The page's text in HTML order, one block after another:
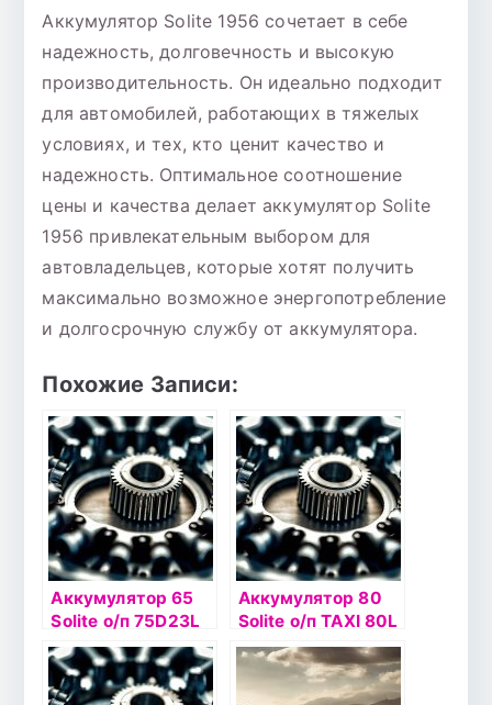
Аккумулятор Solite 1956 сочетает в себе
надежность, долговечность и высокую
производительность. Он идеально подходит
для автомобилей, работающих в тяжелых
условиях, и тех, кто ценит качество и
надежность. Оптимальное соотношение
цены и качества делает аккумулятор Solite
1956 привлекательным выбором для
автовладельцев, которые хотят получить
максимально возможное энергопотребление
и долгосрочную службу от аккумулятора.
Похожие Записи:
Аккумулятор 65
Solite о/п 75D23L
Аккумулятор 80
Solite о/п TAXI 80L